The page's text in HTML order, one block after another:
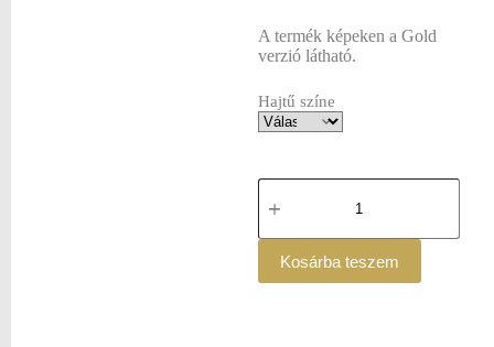
A termék képeken a Gold
verzió látható.
Hajtű színe
Kosárba teszem